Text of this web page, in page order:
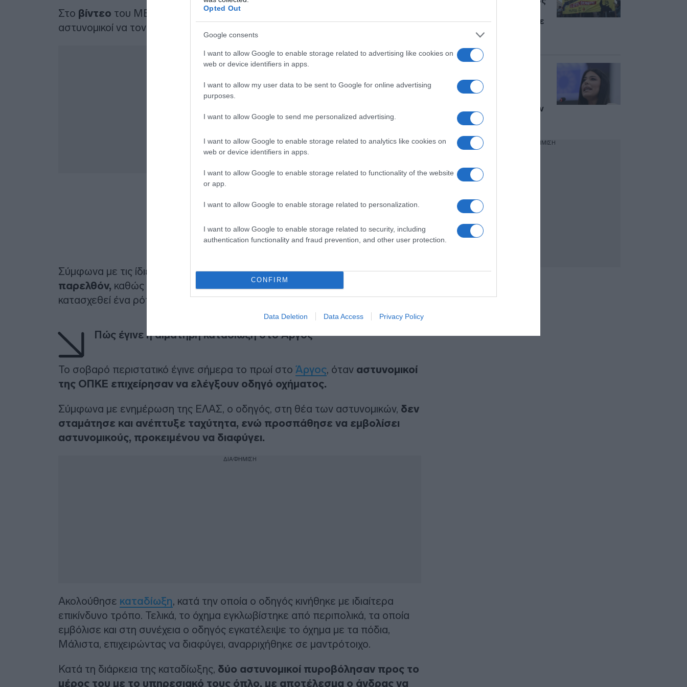
Opted Out
Google consents
I want to allow Google to enable storage related to advertising like cookies on
web or device identifiers in apps.
I want to allow my user data to be sent to Google for online advertising
purposes.
I want to allow Google to send me personalized advertising.
I want to allow Google to enable storage related to analytics like cookies on
web or device identifiers in apps.
I want to allow Google to enable storage related to functionality of the website
or app.
I want to allow Google to enable storage related to personalization.
I want to allow Google to enable storage related to security, including
authentication functionality and fraud prevention, and other user protection.
CONFIRM
Data Deletion Data Access Privacy Policy
Στο βίντεο του MEGA από τη στιγμή της καταδίωξης
αστυνομικοί να τον κυνηγούν πάνω-κάτω στον δρόμο, προτού βγουν τα όπλα.
Σύμφωνα με τις ίδιες πληροφορίες,ο νεαρός είχε συλληφθεί στο
παρελθόν, καθώς μέσα στο αυτοκίνητο που οδηγούσε είχαν βρεθεί και
κατασχεθεί ένα ρόπαλο, μια σιδερογροθιά και ένας φάρος της αστυνομίας.
Πώς έγινε η αιματηρή καταδίωξη στο Άργος
To σοβαρό περιστατικό έγινε σήμερα το πρωί στο Άργος, όταν αστυνομικοί
της ΟΠΚΕ επιχείρησαν να ελέγξουν οδηγό οχήματος.
Σύμφωνα με ενημέρωση της ΕΛΑΣ, ο οδηγός, στη θέα των αστυνομικών, δεν
σταμάτησε και ανέπτυξε ταχύτητα, ενώ προσπάθησε να εμβολίσει
αστυνομικούς, προκειμένου να διαφύγει.
ΔΙΑΦΗΜΙΣΗ
Ακολούθησε καταδίωξη, κατά την οποία ο οδηγός κινήθηκε με ιδιαίτερα
επικίνδυνο τρόπο. Τελικά, το όχημα εγκλωβίστηκε από περιπολικά, τα οποία
εμβόλισε και στη συνέχεια ο οδηγός εγκατέλειψε το όχημα με τα πόδια,
Μάλιστα, επιχειρώντας να διαφύγει, αναρριχήθηκε σε μαντρότοιχο.
Κατά τη διάρκεια της καταδίωξης, δύο αστυνομικοί πυροβόλησαν προς το
μέρος του με το υπηρεσιακό τους όπλο, με αποτέλεσμα ο άνδρας να
Αθήνας – Επίθεση σε
αστυνομικό από
Άργος: “Προφανώς
απαράδεκτη η
αστυνομικών, έκαναν
το καθήκον τους”
ΔΙΑΦΗΜΙΣΗ